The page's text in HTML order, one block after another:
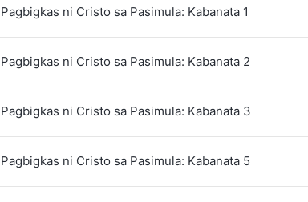
ni Cristo sa Pasimula: Kabanata 1
ni Cristo sa Pasimula: Kabanata 2
ni Cristo sa Pasimula: Kabanata 3
ni Cristo sa Pasimula: Kabanata 5